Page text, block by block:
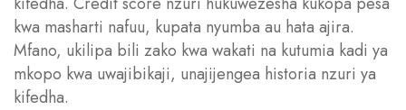
kwa masharti nafuu, kupata nyumba au hata ajira.
Mfano, ukilipa bili zako kwa wakati na kutumia kadi ya
mkopo kwa uwajibikaji, unajijengea historia nzuri ya
kifedha.